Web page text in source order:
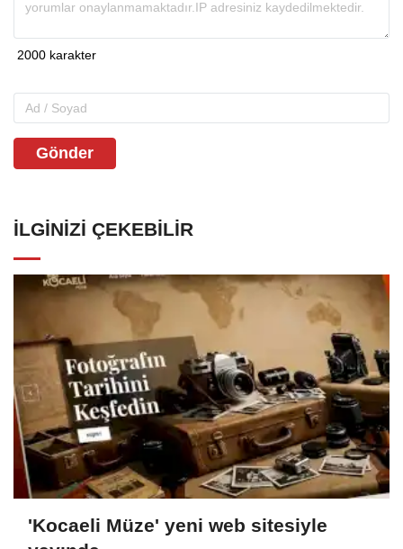
Gönder
İLGINIZI ÇEKEBILIR
'Kocaeli Müze' yeni web sitesiyle